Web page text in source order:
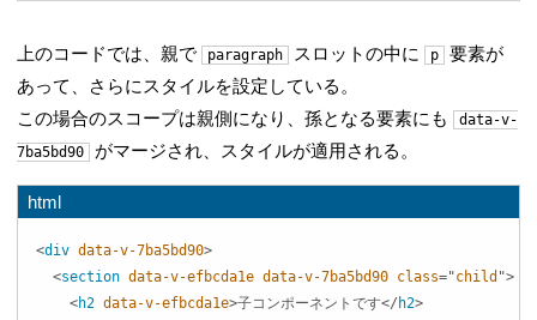
上のコードでは、親で paragraph スロットの中に p
要素が
あって、さらにスタイルを設定している。
この場合のスコープは親側になり、孫となる要素にも
data-v-
7ba5bd90
がマージされ、スタイルが適用される。
html
<div data-v-7ba5bd90>
<section data-v-efbcda1e data-v-7ba5bd90 class="child ">
<h2 data-v-efbcda1e>子コンポーネントです</ h2>